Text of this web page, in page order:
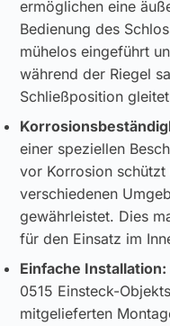
ermöglichen eine
Bedienung des
mühelos eingeführt
während der Riegel
Schließposition
einer speziellen
vor Korrosion
verschiedenen
gewährleistet. Dies
für den Einsatz im
Einfache Installation:
0515 Einsteck-
mitgelieferten